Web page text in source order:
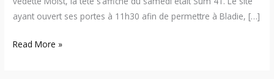
ayant ouvert ses portes à 11h30 afin de permettre à Bladie, […]
Read More »